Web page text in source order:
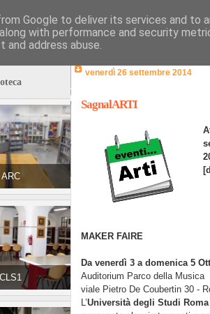
ARC
CLS1
venerdì 26 settembre 2014
SagnalARTI
MAKER FAIRE
Da venerdì 3 a domenica 5
Auditorium Parco della Musica
viale Pietro De Coubertin 30 -
L’Università degli Studi Roma
Google to deliver its services and to
with performance and security
address abuse.